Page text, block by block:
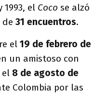
1993, el Coco se alzó
31 encuentros.
el 19 de febrero de
un amistoso con
el 8 de agosto de
Colombia por las